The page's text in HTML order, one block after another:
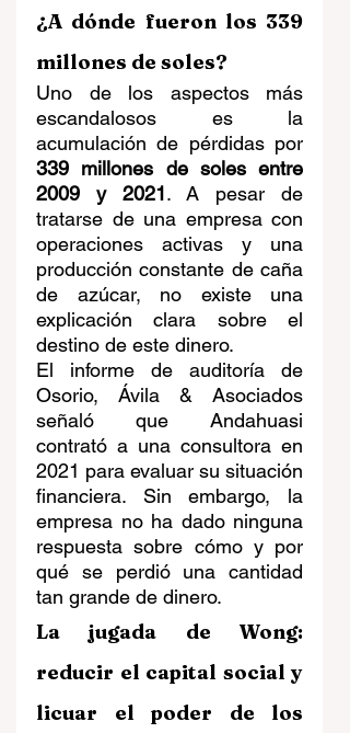
¿A dónde fueron los 339
millones de soles?
Uno de los aspectos más
escandalosos es la
339 millones de soles entre
2009 y 2021. A pesar de
tratarse de una empresa con
operaciones activas y una
producción constante de caña
de azúcar, no existe una
explicación clara sobre el
destino de este dinero.
El informe de auditoría de
Osorio, Ávila & Asociados
señaló que Andahuasi
contrató a una consultora en
2021 para evaluar su situación
financiera. Sin embargo, la
empresa no ha dado ninguna
respuesta sobre cómo y por
qué se perdió una cantidad
tan grande de dinero.
La jugada de Wong:
reducir el capital social y
licuar el poder de los